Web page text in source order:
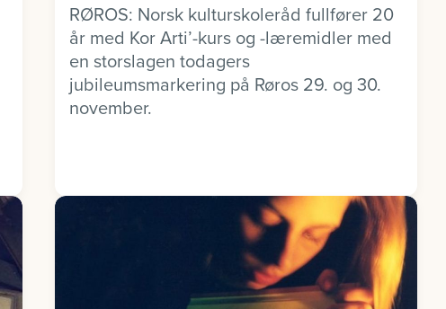
RØROS: Norsk kulturskoleråd fullfører 20
år med Kor Arti’-kurs og -læremidler med
en storslagen todagers
jubileumsmarkering på Røros 29. og 30.
november.